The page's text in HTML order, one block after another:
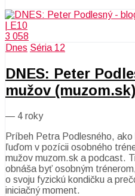
3 058
Dnes Séria 12
DNES: Peter
mužov (muzom.sk)
— 4 roky
Príbeh Petra Podlesného,
ľuďom v pozícii osobného
mužov muzom.sk a podcast.
obnáša byť osobným
o svoju fyzickú kondičku a
iniciačný moment.